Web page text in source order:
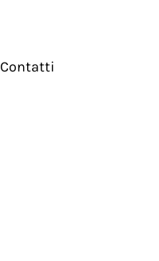
Contatti